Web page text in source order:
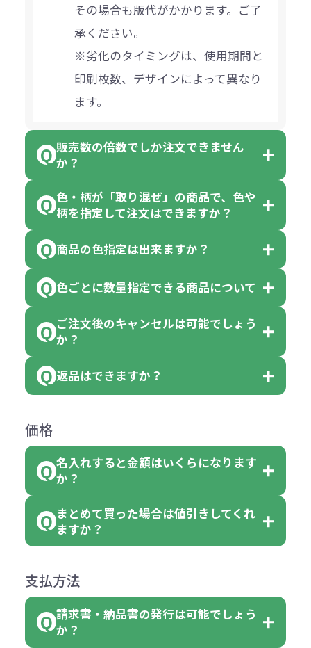
その場合も版代がかかります。ご了
承ください。
※劣化のタイミングは、使用期間と
印刷枚数、デザインによって異なり
ます。
販売数の倍数でしか注文できません
か？
一部商品（※）を除き、注文可能数
です。
ります。
【例】注文可能数が100個の場合
は、100個以上でしたら、何個でも
可能です。
色・柄が「取り混ぜ」の商品で、色や
柄を指定して注文はできますか？
「色・柄 取り混ぜ」のラベルがつい
ている商品は、色指定不可となって
ん。
但し、ロゴなど名入れ印刷をされる
費用）
商品の色指定は出来ますか？
色指定できる商品もございますが商
品の詳細に「色・柄 取り混ぜ」のラ
ベルや商品画像に「〇色取混ぜ」な
れ等分で100個ずつ入って参ります。
（割り切れない場合は数個単位で前
色指定できる商品に付きましては商
品詳細の購入の所で色が選べるよう
になっております。
色ごとに数量指定できる商品について
「選べる本体色」のラベルが付いて
す。
い。
例えば…
クエアトート」を300個注文した場
クエアトート」は10個単位でしたら
色を指定出来るので、ピンクを100
個、ブルーを90個、イエローを110
ご注文後のキャンセルは可能でしょう
か？
お客様都合でのキャンセルは、制作
がございます。
ご注文の際は、十分にご確認・ご検
返品はできますか？
めご了承ください。
ただし下記の場合は承っております
●初期不良または不良品（破損、故
障）の場合
合
●名入れ、オリジナルの内容が異な
っていた場合
価格
名入れすると金額はいくらになります
か？
名入れありの場合の代金の計算方法
は下記の通りです。
計算例：
＜1色印刷の場合＞
（提供価格（商品代）+名入れ費用
まとめて買った場合は値引きしてくれ
ますか？
商品によりますが、お見積もりさせ
ていただきます。
見積もりサポートから個別でお問い
支払方法
請求書・納品書の発行は可能でしょう
か？